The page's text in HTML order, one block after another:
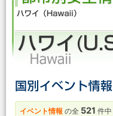
イベント情報 の全 521 件中